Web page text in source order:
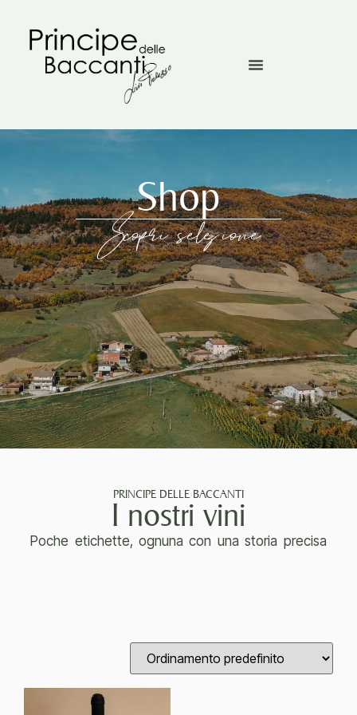
Shop
Scopri selezione
PRINCIPE DELLE BACCANTI
I nostri vini
Poche etichette, ognuna con una storia precisa